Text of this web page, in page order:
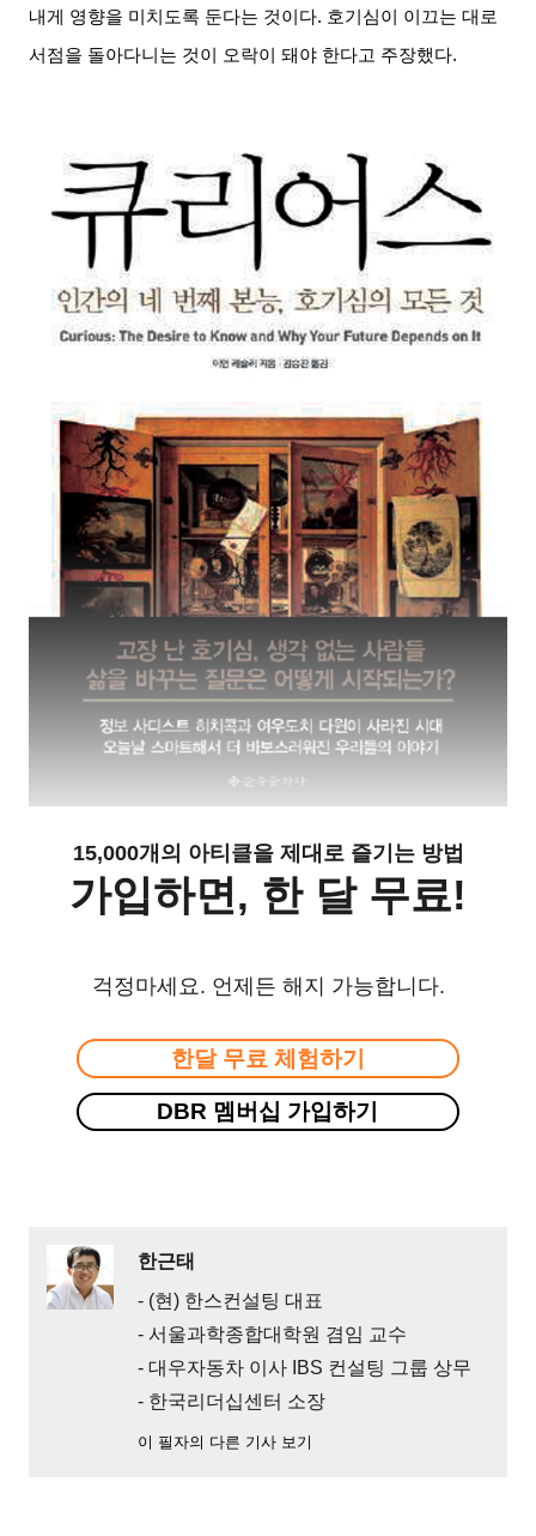
내게 영향을 미치도록 둔다는 것이다. 호기심이 이끄는 대로
서점을 돌아다니는 것이 오락이 돼야 한다고 주장했다.
15,000개의 아티클을 제대로 즐기는 방법
가입하면, 한 달 무료!
걱정마세요. 언제든 해지 가능합니다.
한달 무료 체험하기
DBR 멤버십 가입하기
한근태
- (현) 한스컨설팅 대표
- 서울과학종합대학원 겸임 교수
- 대우자동차 이사 IBS 컨설팅 그룹 상무
- 한국리더십센터 소장
이 필자의 다른 기사 보기